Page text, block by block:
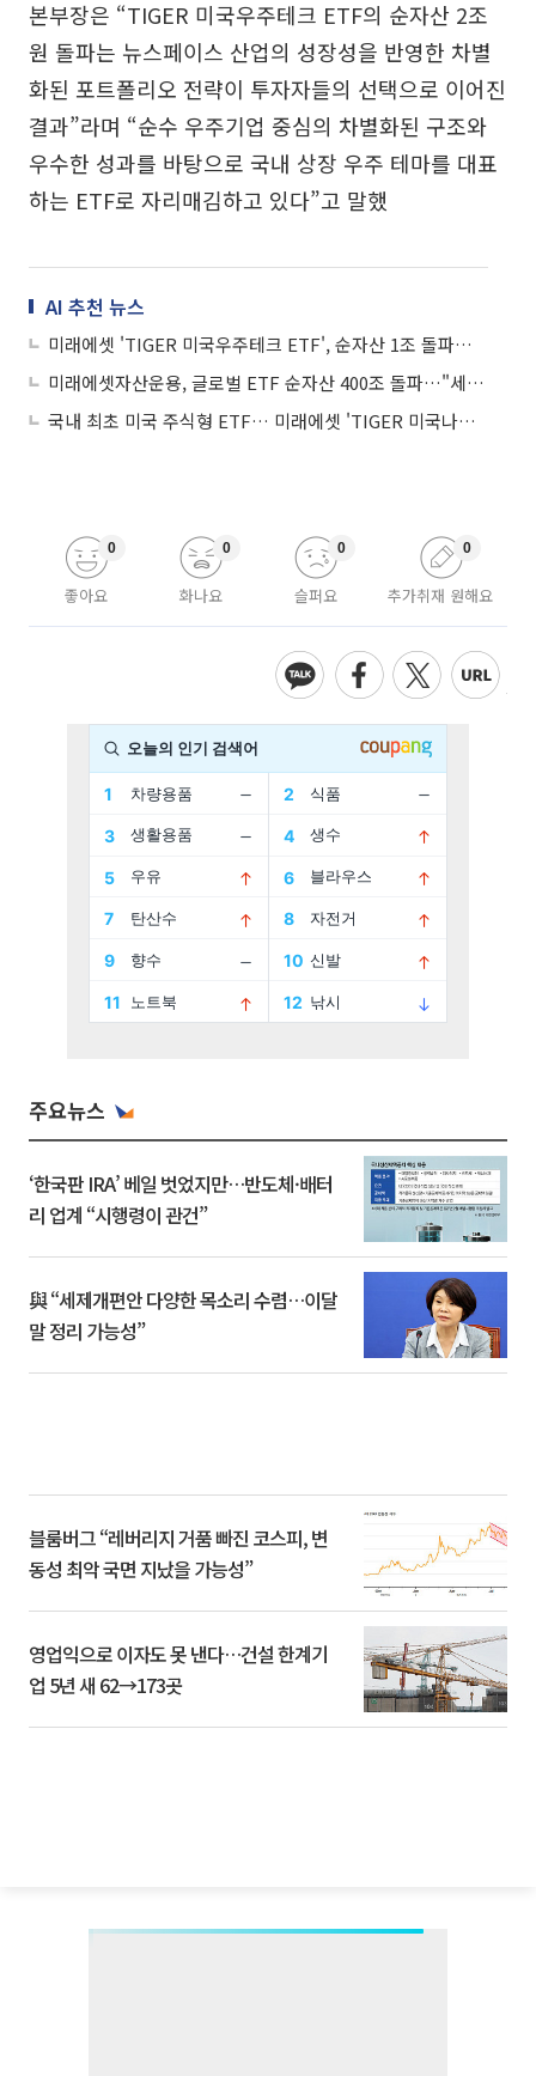
본부장은 “TIGER 미국우주테크 ETF의 순자산 2조
원 돌파는 뉴스페이스 산업의 성장성을 반영한 차별
화된 포트폴리오 전략이 투자자들의 선택으로 이어진
결과”라며 “순수 우주기업 중심의 차별화된 구조와
우수한 성과를 바탕으로 국내 상장 우주 테마를 대표
하는 ETF로 자리매김하고 있다”고 말했
AI 추천 뉴스
미래에셋 'TIGER 미국우주테크 ETF', 순자산 1조 돌파…국내 패시브 최단기간
미래에셋자산운용, 글로벌 ETF 순자산 400조 돌파…"세계 12위 규모"
국내 최초 미국 주식형 ETF… 미래에셋 'TIGER 미국나스닥100' 순자산 10조 돌파
좋아요
0
화나요
0
슬퍼요
0
추가취재 원해요
0
주요뉴스
‘한국판 IRA’ 베일 벗었지만…반도체·배터
리 업계 “시행령이 관건”
與 “세제개편안 다양한 목소리 수렴…이달
말 정리 가능성”
블룸버그 “레버리지 거품 빠진 코스피, 변
동성 최악 국면 지났을 가능성”
영업익으로 이자도 못 낸다…건설 한계기
업 5년 새 62→173곳